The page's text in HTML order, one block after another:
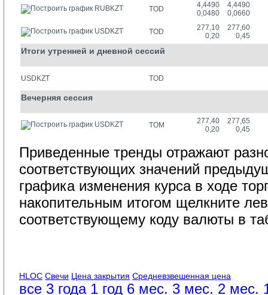
RUBKZT TOD
4,4490
0,0480
4,4490
0,0660
USDKZT TOD
277,10
0,20
277,60
0,45
Итоги утренней и дневной сессий
USDKZT TOD
Вечерняя сессия
USDKZT TOM
277,40
0,20
277,65
0,45
Приведенные тренды отражают
соответствующих значений
графика изменения курса в ходе
накопительным итогом щелкните
соответствующему коду валюты в
HLOC Свечи Цена закрытия Средневзвешенная цена
все 3 года 1 год 6 мес. 3 мес. 2 мес.